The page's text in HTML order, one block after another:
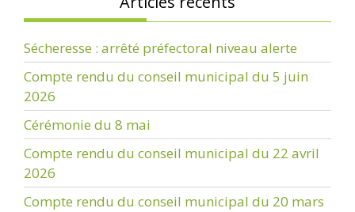
Sécheresse : arrêté préfectoral niveau alerte
Compte rendu du conseil municipal du 5 juin
2026
Cérémonie du 8 mai
Compte rendu du conseil municipal du 22 avril
2026
Compte rendu du conseil municipal du 20 mars